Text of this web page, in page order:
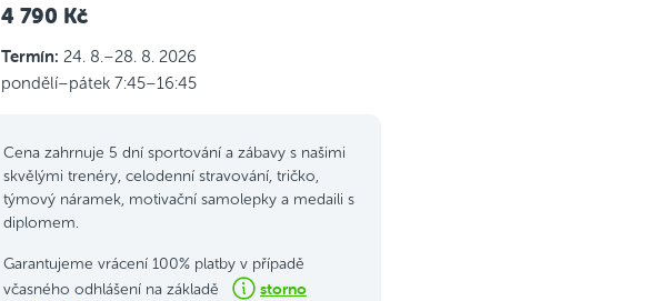
4 790 Kč
Termín: 24. 8.–28. 8. 2026
pondělí–pátek 7:45–16:45
Cena zahrnuje 5 dní sportování a zábavy s našimi
skvělými trenéry, celodenní stravování, tričko,
týmový náramek, motivační samolepky a medaili s
diplomem.
Garantujeme vrácení 100% platby v případě
včasného odhlášení na základě
storno